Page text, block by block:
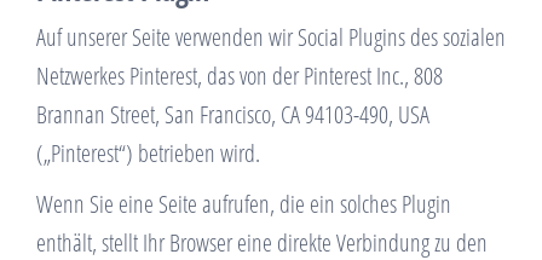
Auf unserer Seite verwenden wir Social Plugins des sozialen
Netzwerkes Pinterest, das von der Pinterest Inc., 808
Brannan Street, San Francisco, CA 94103-490, USA
(„Pinterest“) betrieben wird.
Wenn Sie eine Seite aufrufen, die ein solches Plugin
enthält, stellt Ihr Browser eine direkte Verbindung zu den